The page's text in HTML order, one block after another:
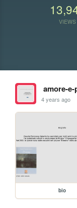
VIEWS
amore-
4 years ago
bio